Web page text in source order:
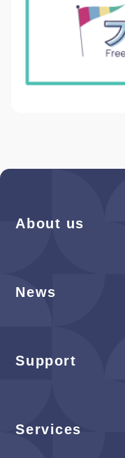
About us
News
Support
Services